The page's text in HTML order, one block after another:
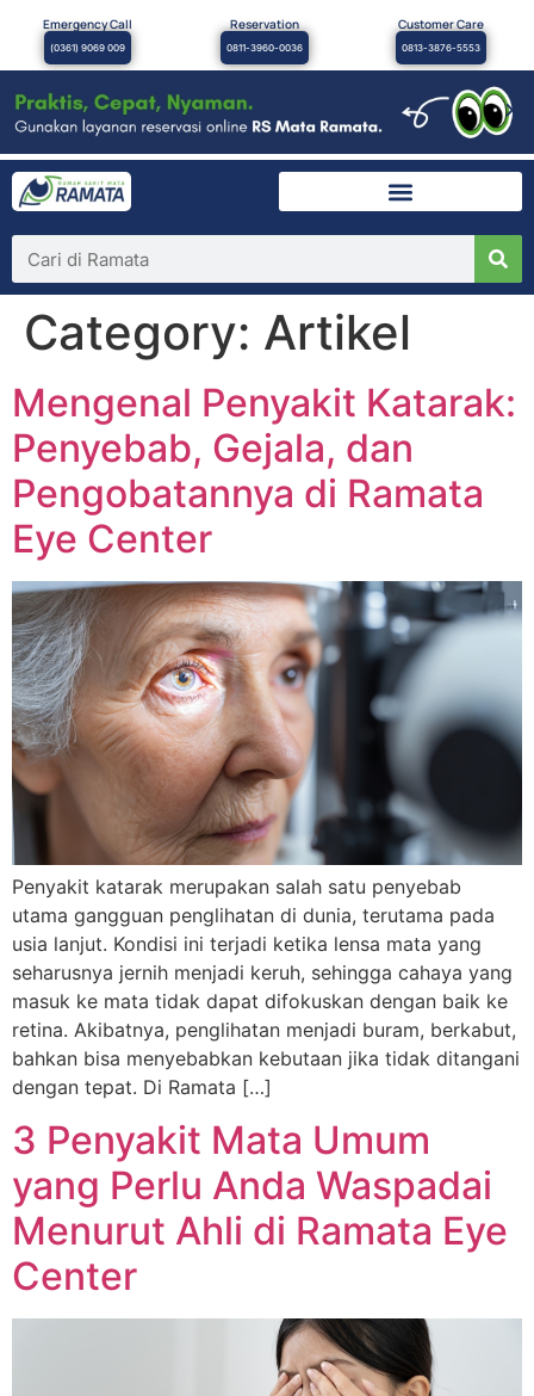
Emergency Call
(0361) 9069 009
Reservation
0811-3960-0036
Customer Care
0813-3876-5553
×
Category: Artikel
Mengenal Penyakit Katarak:
Penyebab, Gejala, dan
Pengobatannya di Ramata
Eye Center
Penyakit katarak merupakan salah satu penyebab
utama gangguan penglihatan di dunia, terutama pada
usia lanjut. Kondisi ini terjadi ketika lensa mata yang
seharusnya jernih menjadi keruh, sehingga cahaya yang
masuk ke mata tidak dapat difokuskan dengan baik ke
retina. Akibatnya, penglihatan menjadi buram, berkabut,
bahkan bisa menyebabkan kebutaan jika tidak ditangani
dengan tepat. Di Ramata […]
3 Penyakit Mata Umum
yang Perlu Anda Waspadai
Menurut Ahli di Ramata Eye
Center